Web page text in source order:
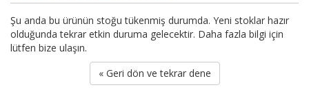
Şu anda bu ürünün stoğu tükenmiş durumda. Yeni stoklar hazır
olduğunda tekrar etkin duruma gelecektir. Daha fazla bilgi için
lütfen bize ulaşın.
« Geri dön ve tekrar dene